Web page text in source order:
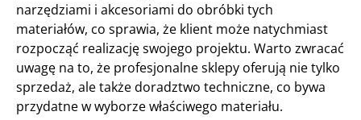
narzędziami i akcesoriami do obróbki tych
materiałów, co sprawia, że klient może natychmiast
rozpocząć realizację swojego projektu. Warto zwracać
uwagę na to, że profesjonalne sklepy oferują nie tylko
sprzedaż, ale także doradztwo techniczne, co bywa
przydatne w wyborze właściwego materiału.